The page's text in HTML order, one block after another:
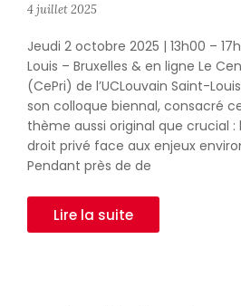
4 juillet 2025
Jeudi 2 octobre 2025 | 13h00 –
Louis – Bruxelles & en ligne Le
(CePri) de l’UCLouvain Saint-
son colloque biennal, consacré
thème aussi original que crucial
droit privé face aux enjeux
Pendant près de de
Lire la suite